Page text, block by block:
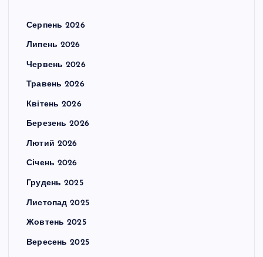
Серпень 2026
Липень 2026
Червень 2026
Травень 2026
Квітень 2026
Березень 2026
Лютий 2026
Січень 2026
Грудень 2025
Листопад 2025
Жовтень 2025
Вересень 2025